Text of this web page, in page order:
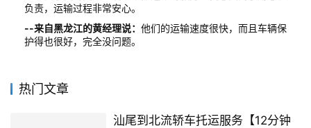
负责，运输过程非常安心。
--来自黑龙江的黄经理说： 他们的运输速度很快，而且车辆保
护得也很好，完全没问题。
热门文章
汕尾到北流轿车托运服务【12分钟